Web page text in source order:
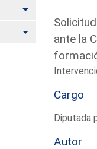
Alternar
Alternar
ante la
Cargo
Diputada
Autor